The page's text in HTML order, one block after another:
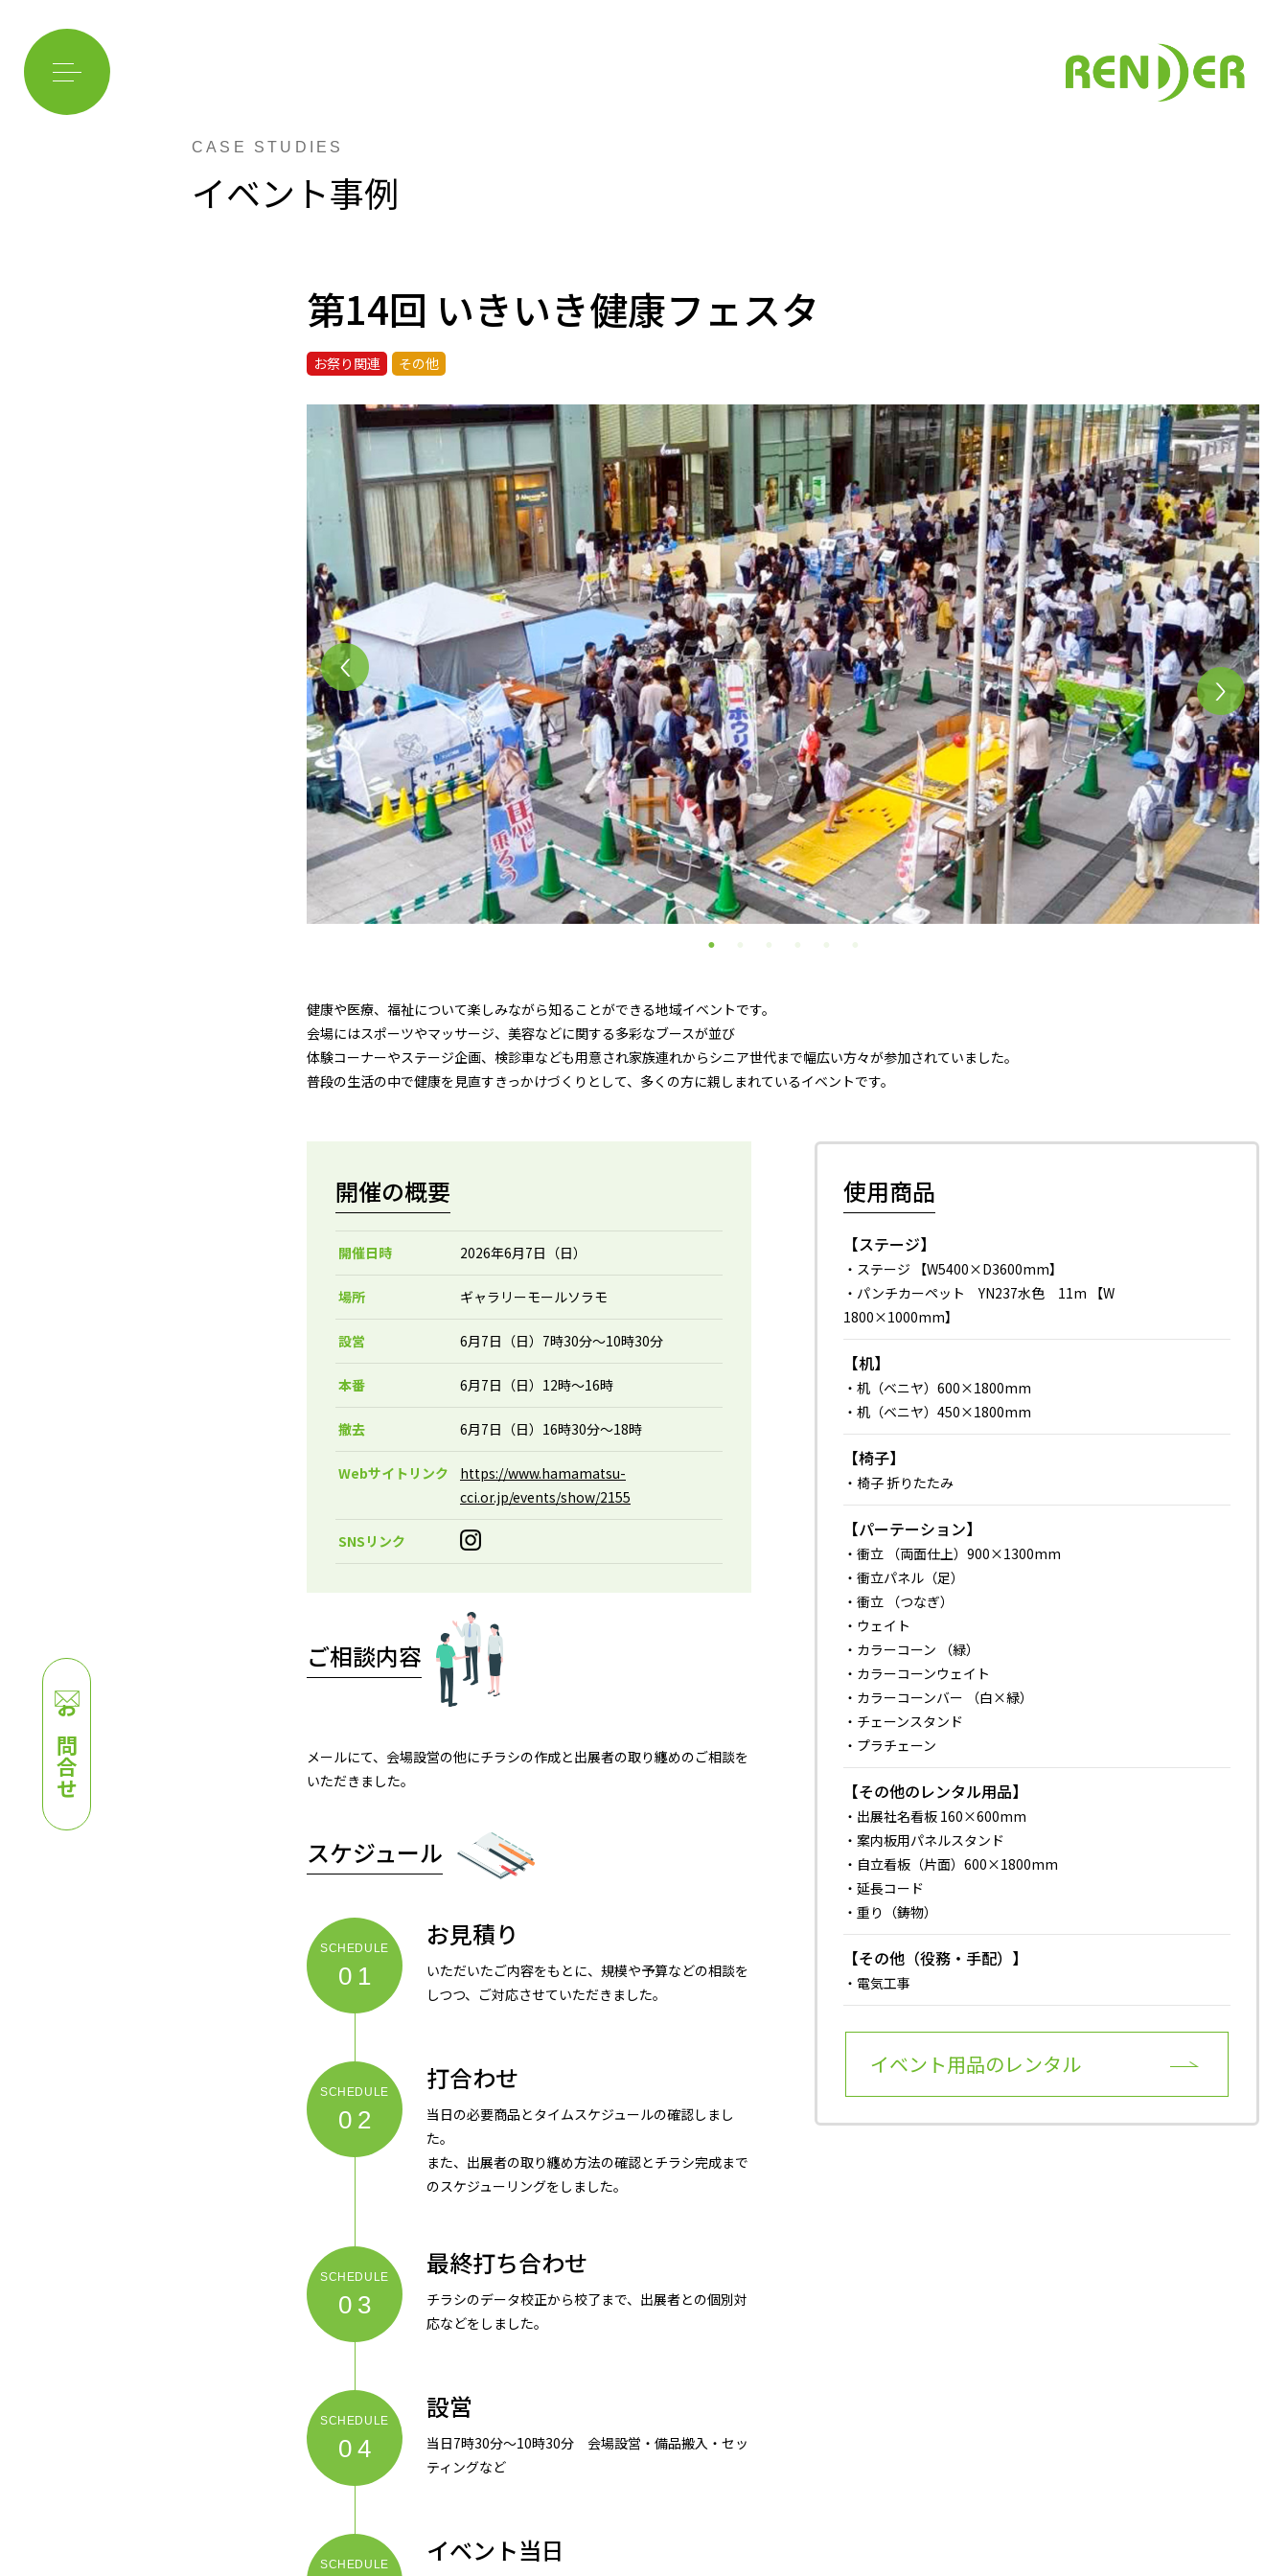
お問合せ
CASE STUDIES
イベント事例
第14回 いきいき健康フェスタ
お祭り関連 その他
健康や医療、福祉について楽しみながら知ることができる地域イベントです。
会場にはスポーツやマッサージ、美容などに関する多彩なブースが並び
体験コーナーやステージ企画、検診車なども用意され家族連れからシニア世代まで幅広い方々が参加されていました。
普段の生活の中で健康を見直すきっかけづくりとして、多くの方に親しまれているイベントです。
開催の概要
開催日時 2026年6月7日（日）
場所 ギャラリーモールソラモ
設営 6月7日（日）7時30分～10時30分
本番 6月7日（日）12時～16時
撤去 6月7日（日）16時30分～18時
Webサイトリンク
https://www.hamamatsu-
cci.or.jp/events/show/2155
SNSリンク
ご相談内容
メールにて、会場設営の他にチラシの作成と出展者の取り纏めのご相談を
いただきました。
スケジュール
01
お見積り
いただいたご内容をもとに、規模や予算などの相談を
しつつ、ご対応させていただきました。
02
打合わせ
当日の必要商品とタイムスケジュールの確認しまし
た。
また、出展者の取り纏め方法の確認とチラシ完成まで
のスケジューリングをしました。
03
最終打ち合わせ
チラシのデータ校正から校了まで、出展者との個別対
応などをしました。
04
設営
当日7時30分～10時30分 会場設営・備品搬入・セッ
ティングなど
イベント当日
使用商品
【ステージ】
・ステージ 【W5400×D3600mm】
・パンチカーペット YN237水色 11m 【W
1800×1000mm】
【机】
・机（ベニヤ）600×1800mm
・机（ベニヤ）450×1800mm
【椅子】
・椅子 折りたたみ
【パーテーション】
・衝立 （両面仕上）900×1300mm
・衝立パネル（足）
・衝立 （つなぎ）
・ウェイト
・カラーコーン （緑）
・カラーコーンウェイト
・カラーコーンバー （白×緑）
・チェーンスタンド
・プラチェーン
【その他のレンタル用品】
・出展社名看板 160×600mm
・案内板用パネルスタンド
・自立看板（片面）600×1800mm
・延長コード
・重り（鋳物）
【その他（役務・手配）】
・電気工事
イベント用品のレンタル